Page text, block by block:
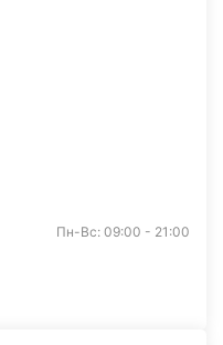
Пн-Вс: 09:00 - 21:00